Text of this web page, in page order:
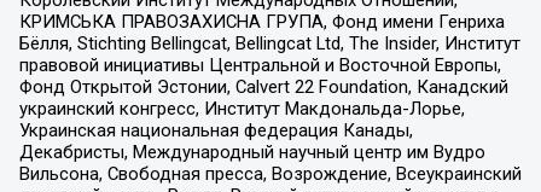
КРИМСЬКА ПРАВОЗАХИСНА ГРУПА, Фонд имени Генриха
Бёлля, Stichting Bellingcat, Bellingcat Ltd, The Insider, Институт
правовой инициативы Центральной и Восточной Европы,
Фонд Открытой Эстонии, Calvert 22 Foundation, Канадский
украинский конгресс, Институт Макдональда-Лорье,
Украинская национальная федерация Канады,
Декабристы, Международный научный центр им Вудро
Вильсона, Свободная пресса, Возрождение, Всеукраинский